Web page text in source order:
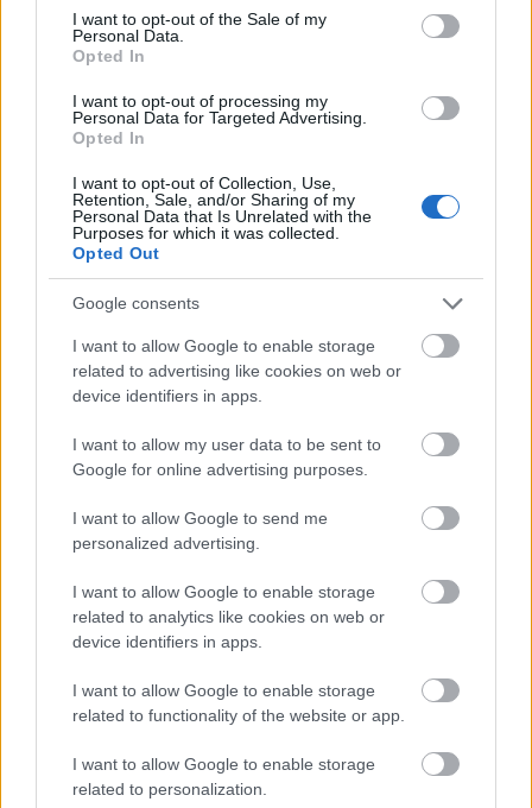
consent section.
I want to opt-out of the Sale of my
Personal Data.
Opted In
I want to opt-out of processing my
Personal Data for Targeted Advertising.
Opted In
I want to opt-out of Collection, Use,
Retention, Sale, and/or Sharing of my
Personal Data that Is Unrelated with the
Purposes for which it was collected.
Opted Out
Google consents
I want to allow Google to enable storage
related to advertising like cookies on web or
device identifiers in apps.
I want to allow my user data to be sent to
Google for online advertising purposes.
I want to allow Google to send me
personalized advertising.
I want to allow Google to enable storage
related to analytics like cookies on web or
device identifiers in apps.
I want to allow Google to enable storage
related to functionality of the website or app.
I want to allow Google to enable storage
related to personalization.
intézheti a család pénzügyeit – derül ki a CIB
Bank megbízásából készített friss
felmérésből, amelyben a többek között a
családok bankszámla-kezelésével, közös
pénzügyeivel kapcsolatos kérdéseket
vizsgálták.
A családok (beleértve a gyerekeket és a
nagyszülőket is) 36 százaléka nem ugyanannál
számláit, négynél több bankszámla a családok
17%-ára jellemző, és megfigyelhető, hogy ahol
sok a számla, azokat különböző bankoknál is
vezetik, derült ki a reprezentatív felmérésből.
Bár a családok legnagyobb hányada (48%)
évente kevesebb, mint ötvenezer forintból
fedezni tudja a bankiszámláik költségeit,
valószínűleg a több különböző banknál
vezetett számlákból is következően